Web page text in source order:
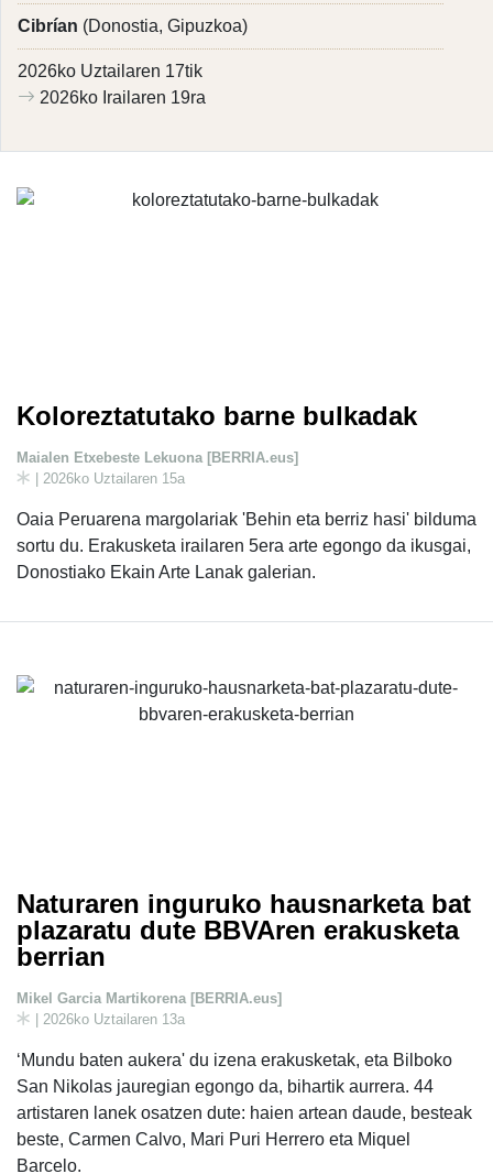
Cibrían (Donostia, Gipuzkoa)
2026ko Uztailaren 17tik
2026ko Irailaren 19ra
Koloreztatutako barne bulkadak
Maialen Etxebeste Lekuona [BERRIA.eus]
| 2026ko Uztailaren 15a
Oaia Peruarena margolariak 'Behin eta berriz hasi' bilduma
sortu du. Erakusketa irailaren 5era arte egongo da ikusgai,
Donostiako Ekain Arte Lanak galerian.
Naturaren inguruko hausnarketa bat
plazaratu dute BBVAren erakusketa
berrian
Mikel Garcia Martikorena [BERRIA.eus]
| 2026ko Uztailaren 13a
‘Mundu baten aukera' du izena erakusketak, eta Bilboko
San Nikolas jauregian egongo da, bihartik aurrera. 44
artistaren lanek osatzen dute: haien artean daude, besteak
beste, Carmen Calvo, Mari Puri Herrero eta Miquel
Barcelo.